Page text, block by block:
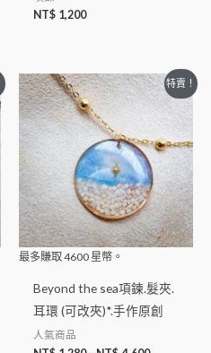
NT$ 1,200
特賣！
最多賺取4600 星幣。
Beyond the sea項鍊.髮夾.
耳環 (可改夾)*.手作原創
人氣商品